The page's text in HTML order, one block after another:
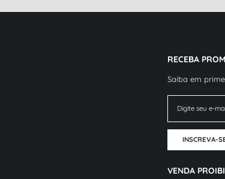
RECEBA
Saiba em
INSCREVA-
VENDA